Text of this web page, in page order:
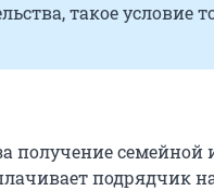
такое условие
получение семейной
подрядчик